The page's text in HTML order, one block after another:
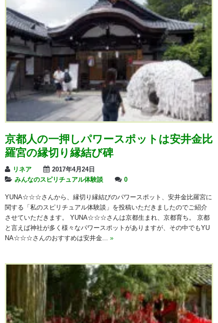
京都人の一押しパワースポットは安井金比
羅宮の縁切り縁結び碑
リネア
2017年4月24日
みんなのスピリチュアル体験談
0
YUNA☆☆☆さんから、縁切り縁結びのパワースポット、安井金比羅宮に
関する「私のスピリチュアル体験談」を投稿いただきましたのでご紹介
させていただきます。 YUNA☆☆☆さんは京都生まれ、京都育ち。 京都
と言えば神社が多く様々なパワースポットがありますが、その中でもYU
NA☆☆☆さんのおすすめは安井金... »